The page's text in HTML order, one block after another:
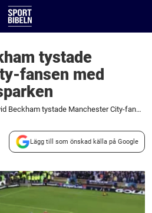
tystade
fansen med
När David Beckham tystade Manchester City-fansen med mäktigaste frisparken
Lägg till som önskad källa på Google